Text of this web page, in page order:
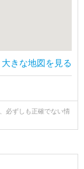
大きな地図を見る
必ずしも正確でない情